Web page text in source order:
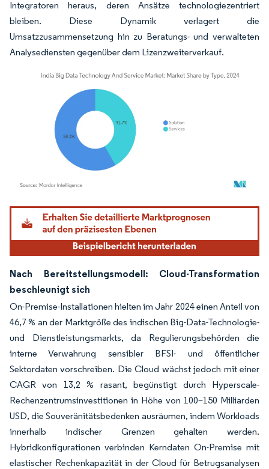
Integratoren heraus, deren Ansätze technologiezentriert
bleiben. Diese Dynamik verlagert die
Umsatzzusammensetzung hin zu Beratungs- und verwalteten
Analysediensten gegenüber dem Lizenzweiterverkauf.
Bild © Mordor Intelligence. Wiederverwendung erfordert Namensnennung gemäß
Nach Bereitstellungsmodell: Cloud-Transformation
beschleunigt sich
On-Premise-Installationen hielten im Jahr 2024 einen Anteil von
46,7 % an der Marktgröße des indischen Big-Data-Technologie-
und Dienstleistungsmarkts, da Regulierungsbehörden die
interne Verwahrung sensibler BFSI- und öffentlicher
Sektordaten vorschreiben. Die Cloud wächst jedoch mit einer
CAGR von 13,2 % rasant, begünstigt durch Hyperscale-
Rechenzentrumsinvestitionen in Höhe von 100–150 Milliarden
USD, die Souveränitätsbedenken ausräumen, indem Workloads
innerhalb indischer Grenzen gehalten werden.
Hybridkonfigurationen verbinden Kerndaten On-Premise mit
elastischer Rechenkapazität in der Cloud für Betrugsanalysen